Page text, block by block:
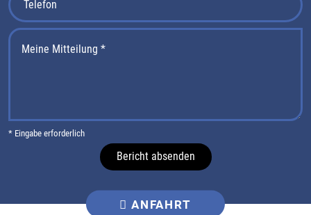
* Eingabe erforderlich
Bericht absenden
ANFAHRT